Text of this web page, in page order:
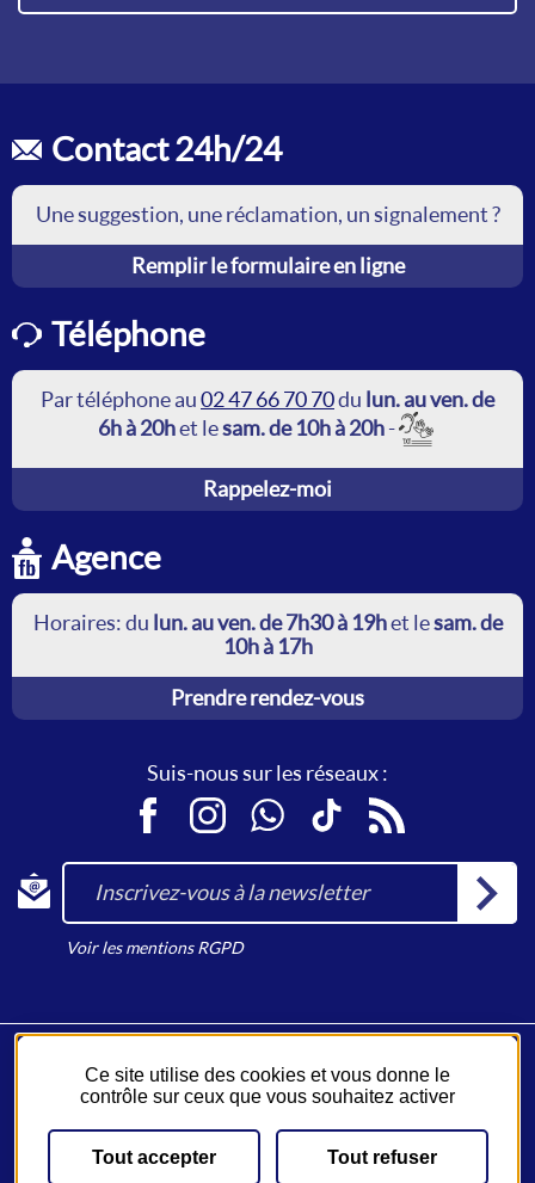
Contact 24h/24
Une suggestion, une réclamation, un signalement ?
Remplir le formulaire en ligne
Téléphone
Par téléphone au02 47 66 70 70du lun. au ven. de
6h à 20het lesam. de 10h à 20h-
Rappelez-moi
Agence
Horaires: du lun. au ven. de 7h30 à 19het lesam. de
10h à 17h
Prendre rendez-vous
Suis-nous sur les réseaux :
FacebookInstagramWhatsAppTikTokRSS
Inscrivez-vous à la newsletter
Voir les mentions RGPD
Fil Bleu, un service duSyndicat des Mobilités de Touraine
Un réseau opéré parKeolis.
Plan du site Emplois JV Malin CGV-CGU
Mentions légales
Ce site utilise des cookies et vous donne le
contrôle sur ceux que vous souhaitez activer
Tout accepter Tout refuser